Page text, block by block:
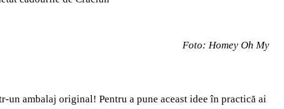
Foto: Homey Oh My
ambalaj original! Pentru a pune aceast idee în practică ai